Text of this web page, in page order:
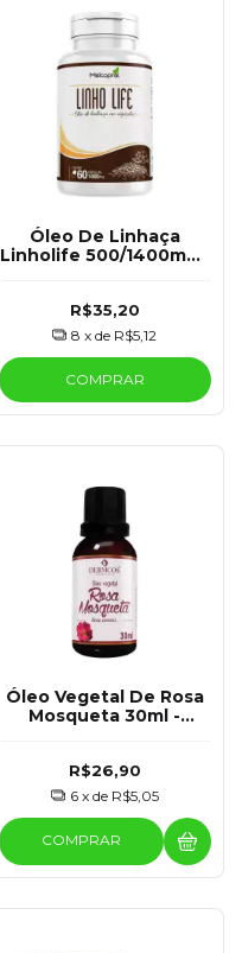
Óleo De Linhaça
Linholife 500/1400mg -
R$35,20
8 x de R$5,12
COMPRAR
Óleo Vegetal De Rosa
Mosqueta 30ml -
R$26,90
6 x de R$5,05
COMPRAR